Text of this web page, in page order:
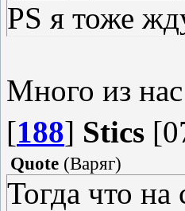
PS я тоже
Много из
[188] Stics
Quote (Варяг)
Тогда что